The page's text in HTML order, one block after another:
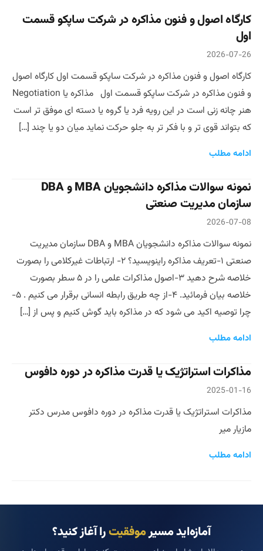
کارگاه اصول و فنون مذاکره در شرکت ساپکو قسمت
اول
2026-07-26
کارگاه اصول و فنون مذاکره در شرکت ساپکو قسمت اول کارگاه اصول
و فنون مذاکره در شرکت ساپکو قسمت اول مذاکره یا Negotiation
هنر چانه زنی است در این رویه فرد یا گروه یا دسته ای موفق تر است
که بتواند قوی تر و با فکر تر به جلو حرکت نماید میان دو یا چند […]
ادامه مطلب
نمونه سوالات مذاکره دانشجویان MBA و DBA
سازمان مدیریت صنعتی
2026-07-08
نمونه سوالات مذاکره دانشجویان MBA و DBA سازمان مدیریت
صنعتی ۱-تعریف مذاکره راینویسید؟ ۲- ارتباطات غیرکلامی را بصورت
خلاصه شرح دهید ۳-اصول مذاکرات علمی را در ۵ سطر بصورت
خلاصه بیان فرمائید. ۴-از چه طریق رابطه انسانی برقرار می کنیم . ۵-
چرا توصیه اکید می شود که در مذاکره باید گوش کنیم و پس از […]
ادامه مطلب
مذاکرات استراتژیک یا قدرت مذاکره در دوره دافوس
2025-01-16
مذاکرات استراتژیک یا قدرت مذاکره در دوره دافوس مدرس دکتر
مازیار میر
ادامه مطلب
آمازه‌اید مسیرموفقیترا آغاز کنید؟